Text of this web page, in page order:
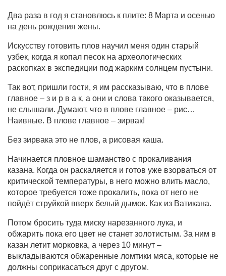
Два раза в год я становлюсь к плите: 8 Марта и осенью
на день рождения жены.
Искусству готовить плов научил меня один старый
узбек, когда я копал песок на археологических
раскопках в экспедиции под жарким солнцем пустыни.
Так вот, пришли гости, я им рассказываю, что в плове
главное – з и р в а к, а они и слова такого оказывается,
не слышали. Думают, что в плове главное – рис…
Наивные. В плове главное – зирвак!
Без зирвака это не плов, а рисовая каша.
Начинается пловное шаманство с прокаливания
казана. Когда он раскаляется и готов уже взорваться от
критической температуры, в него можно влить масло,
которое требуется тоже прокалить, пока от него не
пойдёт струйкой вверх белый дымок. Как из Ватикана.
Потом бросить туда миску нарезанного лука, и
обжарить пока его цвет не станет золотистым. За ним в
казан летит морковка, а через 10 минут –
выкладываются обжаренные ломтики мяса, которые не
должны соприкасаться друг с другом.